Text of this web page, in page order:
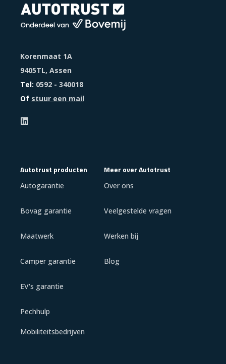
Korenmaat 1A
9405TL, Assen
Tel: 0592 - 340018
Of stuur een mail
Autotrust producten
Autogarantie
Bovag garantie
Maatwerk
Camper garantie
EV's garantie
Pechhulp
Mobiliteitsbedrijven
Meer over Autotrust
Over ons
Veelgestelde vragen
Werken bij
Blog